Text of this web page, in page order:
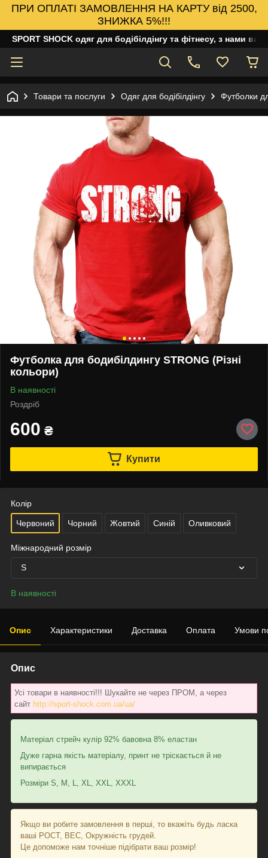
ПРИ ОПЛАТІ ЗАМОВЛЕННЯ НА КАРТУ від 2500,
ЗНИЖКА 5%!!!
SPORT SHOCK одяг для бодібілдінгу та фітнесу, з нами
Товари та послуги Одяг для бодібілдінгу Футболки
Футболка для бодибілдингу STRONG (Різні
кольори)
В наявності
Роздріб
600 ₴
Купити
Колір
Червоний Чорний Жовтий Синій Оливковий
Міжнародний розмір
S
В наявності
Опис Характеристики Доставка Оплата Умови
Опис
Усі товари в наявності!!! Шукайте не через ПРОМ, а через
сайт http://sport-shock.com.ua/ua/
Матеріал стрейч кулір 92% бавовна 8% еластан
Дуже гарна якість матеріалу, принт не тріскається й не
випирається
Розміри S, M, L, XL, XXL, XXXL
Якщо ви робите замовлення в перші, то вкажіть будь ласка
ваші РОСТ, ВЕС, Окружність грудей.
Це допоможе нам точніше підібрати ваш розмір!